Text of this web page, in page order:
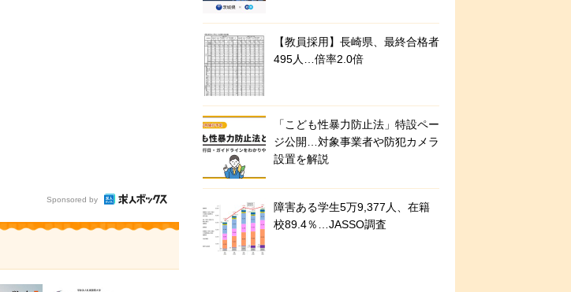
Sponsored by
【教員採用】長崎県、最終合格者
495人…倍率2.0倍
「こども性暴力防止法」特設ペー
ジ公開…対象事業者や防犯カメラ
設置を解説
障害ある学生5万9,377人、在籍
校89.4％…JASSO調査